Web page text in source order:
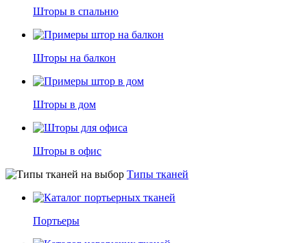
Шторы в спальню
Шторы на балкон
Шторы в дом
Шторы в офис
Типы тканей
Портьеры